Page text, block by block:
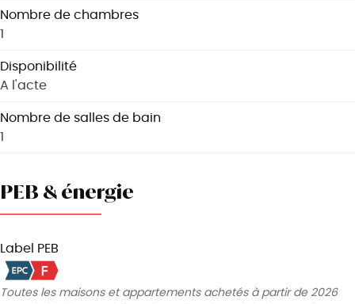
Nombre de chambres
1
Disponibilité
A l'acte
Nombre de salles de bain
1
PEB & énergie
Label PEB
Toutes les maisons et appartements achetés à partir de 2026